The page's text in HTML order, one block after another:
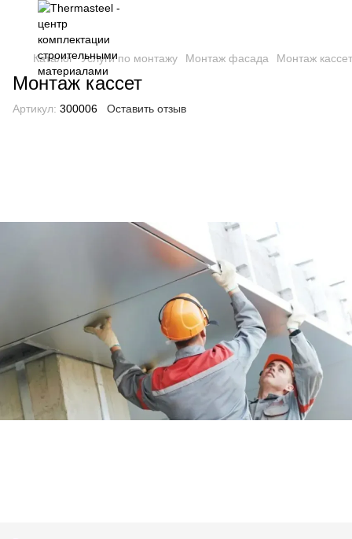
Каталог Услуги по монтажу Монтаж фасада Монтаж кассет
Монтаж кассет
Артикул: 300006 Оставить отзыв